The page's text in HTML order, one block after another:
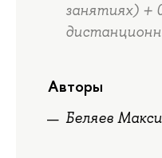
занятиях) +
Авторы
Беляев